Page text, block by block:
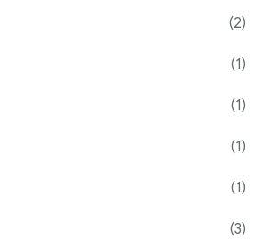
(2)
(1)
(1)
(1)
(1)
(3)